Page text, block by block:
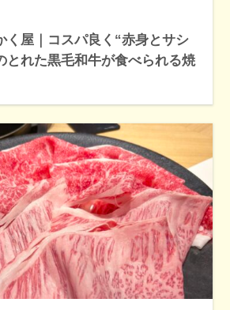
く屋｜コスパ良く“赤身とサシ
とれた黒毛和牛が食べられる焼